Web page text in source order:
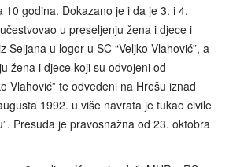
10 godina. Dokazano je i da je 3. i 4.
u preseljenju žena i djece i
Seljana u logor u SC “Veljko Vlahović”, a
žena i djece koji su odvojeni od
Vlahović” te odvedeni na Hrešu iznad
1992. u više navrata je tukao civile
Presuda je pravosnažna od 23. oktobra